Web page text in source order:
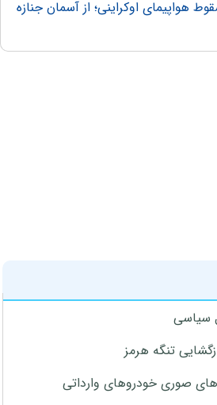
هواپیمای اوکراینی؛ از آسمان جنازه
سیاسی
تنگه هرمز
صوری خودروهای وارداتی